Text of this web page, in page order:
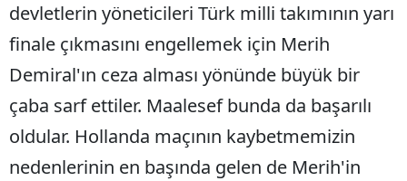
Erzincan
Erzurum
Gaziantep
Giresun
devletlerin yöneticileri Türk milli takımının yarı
finale çıkmasını engellemek için Merih
Demiral'ın ceza alması yönünde büyük bir
çaba sarf ettiler. Maalesef bunda da başarılı
oldular. Hollanda maçının kaybetmemizin
nedenlerinin en başında gelen de Merih'in